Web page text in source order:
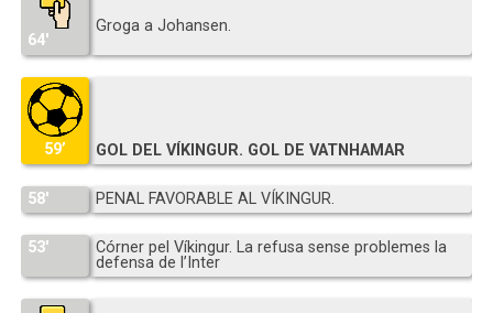
64′
Groga a Johansen.
59’ GOL DEL VÍKINGUR. GOL DE VATNHAMAR
58′ PENAL FAVORABLE AL VÍKINGUR.
53′
Córner pel Víkingur. La refusa sense problemes la
defensa de l’Inter